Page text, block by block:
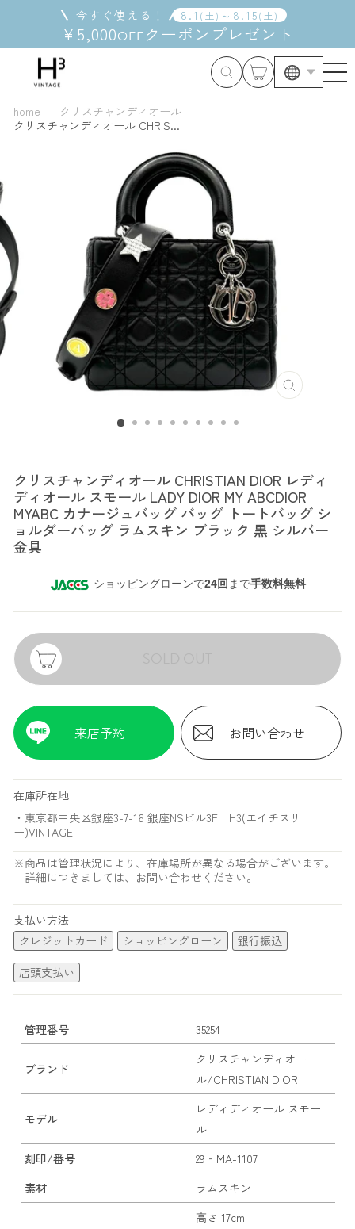
る
今すぐ使える！ 8 . 1 ( 土) ～ 8 . 15( 土)
¥5,000OFFクーポン プレゼント
home
クリスチャンディオール
クリスチャンディオール CHRIS...
クリスチャンディオール CHRISTIAN DIOR レディ
ディオール スモール LADY DIOR MY ABCDIOR
MYABC カナージュバッグ バッグ トートバッグ シ
ョルダーバッグ ラムスキン ブラック 黒 シルバー
金具
ショッピングローンで24回 まで手数料無料
来店予約 お問い合わせ
在庫所在地
・東京都中央区銀座3-7-16 銀座NSビル3F H3(エイチスリ
ー)VINTAGE
※商品は管理状況により、在庫場所が異なる場合がございます。
詳細につきましては、お問い合わせください。
支払い方法
クレジットカード
ショッピングローン
銀行振込
店頭支払い
管理番号 35254
ブランド
クリスチャンディオー
ル/CHRISTIAN DIOR
モデル
レディディオール スモー
ル
刻印/番号
29‐MA-1107
素材
ラムスキン
高さ 17cm